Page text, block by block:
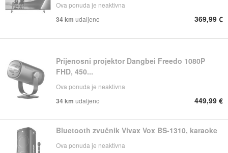
Ova ponuda je neaktivna
34 km udaljeno 369,99 €
Prijenosni projektor Dangbei Freedo 1080P
FHD, 450...
Ova ponuda je neaktivna
34 km udaljeno 449,99 €
Bluetooth zvučnik Vivax Vox BS-1310, karaoke
Ova ponuda je neaktivna